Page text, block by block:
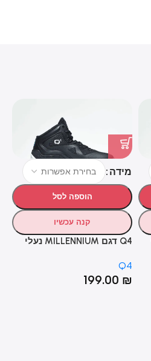
מידה
הוספה לסל
קנה עכשיו
Q4 דגם MILLENNIUM נעלי
Q4
199.00 ₪